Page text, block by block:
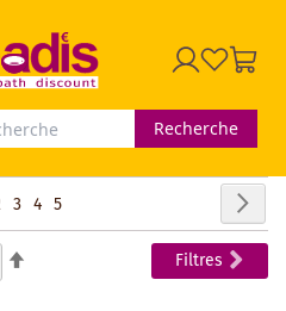
Recherche
Page
Page
3 Page
4 Page
5
Filtres